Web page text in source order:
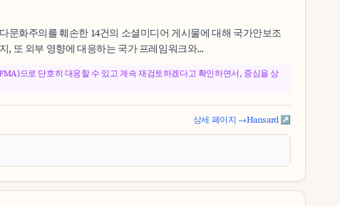
화주의를 훼손한 14건의 소셜미디어 게시물에 대해 국가안보조
, 또 외부 영향에 대응하는 국가 프레임워크와...
으로 단호히 대응할 수 있고 계속 재검토하겠다고 확인하면서, 중심을 상
상세 페이지 →Hansard ↗